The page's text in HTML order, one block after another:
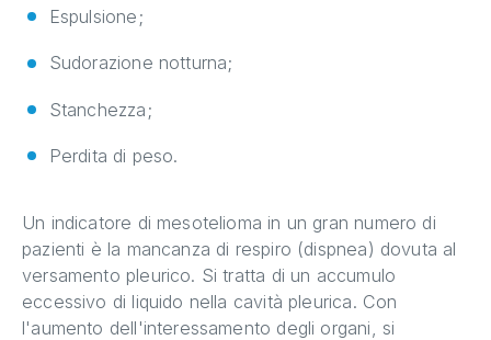
Espulsione;
Sudorazione notturna;
Stanchezza;
Perdita di peso.
Un indicatore di mesotelioma in un gran numero di
pazienti è la mancanza di respiro (dispnea) dovuta al
versamento pleurico. Si tratta di un accumulo
eccessivo di liquido nella cavità pleurica. Con
l'aumento dell'interessamento degli organi, si